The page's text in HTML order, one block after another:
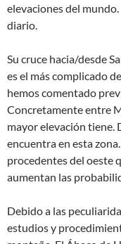
elevaciones del
diario.
Su cruce hacia/desde
es el más complicado
hemos comentado
Concretamente entre
mayor elevación tiene.
encuentra en esta
procedentes del oeste
aumentan las
Debido a las
estudios y